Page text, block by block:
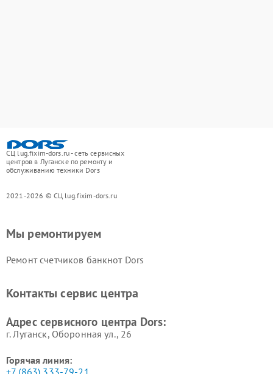
СЦ lug.fixim-dors.ru - сеть сервисных
центров в Луганске по ремонту и
обслуживанию техники Dors
2021-2026 © СЦ lug.fixim-dors.ru
Мы ремонтируем
Ремонт счетчиков банкнот Dors
Контакты сервис центра
Адрес сервисного центра Dors:
г. Луганск, Оборонная ул., 26
Горячая линия: